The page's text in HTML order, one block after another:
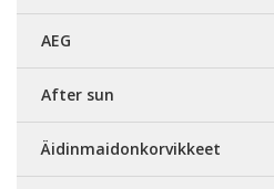
AEG
After sun
Äidinmaidonkorvikkeet